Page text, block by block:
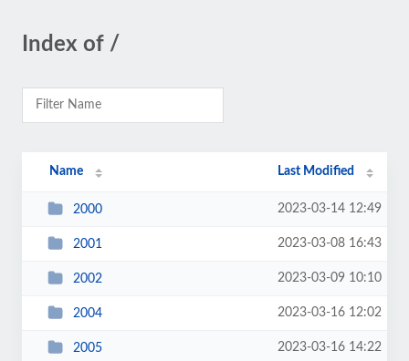
Index of /
Name Last Modified
2000 2023-03-14 12:49
2001 2023-03-08 16:43
2002 2023-03-09 10:10
2004 2023-03-16 12:02
2005 2023-03-16 14:22